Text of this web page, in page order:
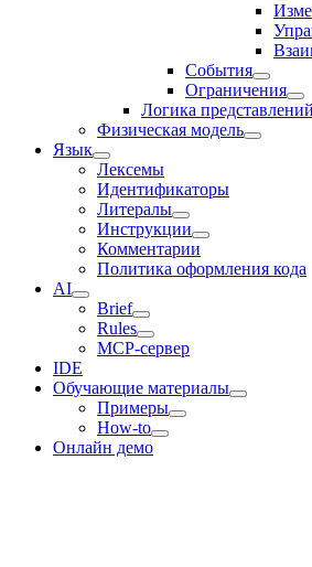
События
Ограничения
Логика представлений
Физическая модель
Язык
Лексемы
Идентификаторы
Литералы
Инструкции
Комментарии
Политика оформления кода
AI
Brief
Rules
MCP-сервер
IDE
Обучающие материалы
Примеры
How-to
Онлайн демо